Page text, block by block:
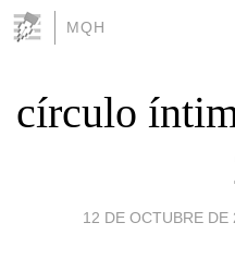
MQH
círculo
12 DE OCTUBRE DE